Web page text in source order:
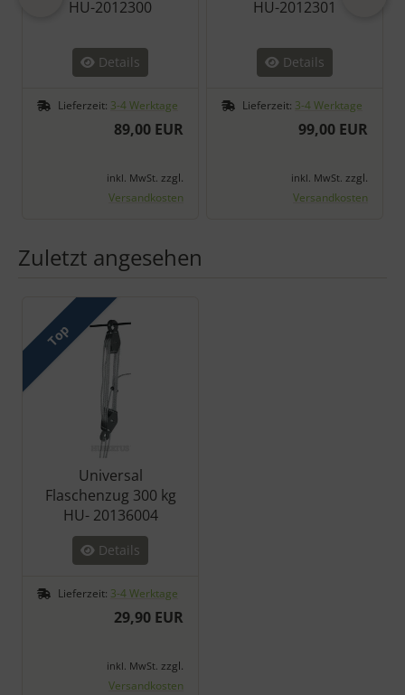
HU-2012300
Details
Lieferzeit: 3-4 Werktage
89,00 EUR
inkl. MwSt. zzgl.
Versandkosten
HU-2012301
Details
Lieferzeit: 3-4 Werktage
99,00 EUR
inkl. MwSt. zzgl.
Versandkosten
Zuletzt angesehen
Es folgt ein Produktslider - navigieren Sie mit der Tab-Taste
Top
Universal
Flaschenzug 300 kg
HU- 20136004
Details
Lieferzeit: 3-4 Werktage
29,90 EUR
inkl. MwSt. zzgl.
Versandkosten